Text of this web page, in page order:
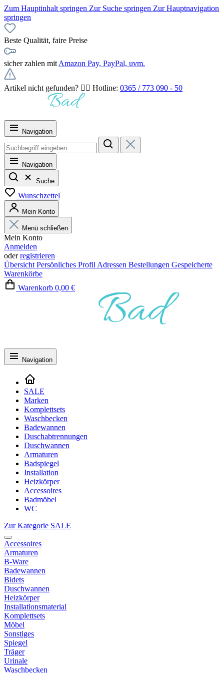
Zum Hauptinhalt springen Zur Suche springen Zur Hauptnavigation
springen
Beste Qualität, faire Preise
sicher zahlen mit Amazon Pay, PayPal, uvm.
Artikel nicht gefunden? 👉🏻 Hotline: 0365 / 773 090 - 50
Navigation
Navigation
Suche
Wunschzettel
Mein Konto
Menü schließen
Mein Konto
Anmelden
oderregistrieren
Übersicht Persönliches Profil Adressen Bestellungen Gespeicherte
Warenkörbe
Warenkorb 0,00 €
Navigation
SALE
Marken
Komplettsets
Waschbecken
Badewannen
Duschabtrennungen
Duschwannen
Armaturen
Badspiegel
Installation
Heizkörper
Accessoires
Badmöbel
WC
Zur Kategorie SALE
Accessoires
Armaturen
B-Ware
Badewannen
Bidets
Duschwannen
Heizkörper
Installationsmaterial
Komplettsets
Möbel
Sonstiges
Spiegel
Träger
Urinale
Waschbecken